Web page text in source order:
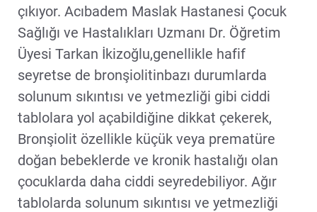
çıkıyor. Acıbadem Maslak Hastanesi Çocuk
Sağlığı ve Hastalıkları Uzmanı Dr. Öğretim
Üyesi Tarkan İkizoğlu,genellikle hafif
seyretse de bronşiolitinbazı durumlarda
solunum sıkıntısı ve yetmezliği gibi ciddi
tablolara yol açabildiğine dikkat çekerek,
Bronşiolit özellikle küçük veya prematüre
doğan bebeklerde ve kronik hastalığı olan
çocuklarda daha ciddi seyredebiliyor. Ağır
tablolarda solunum sıkıntısı ve yetmezliği